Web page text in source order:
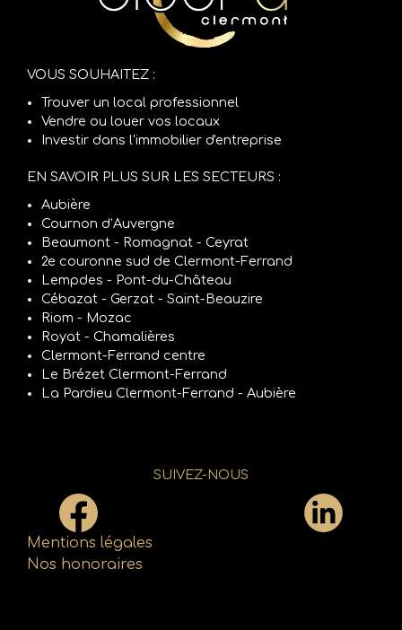
VOUS SOUHAITEZ :
Trouver un local professionnel
Vendre ou louer vos locaux
Investir dans l'immobilier d'entreprise
EN SAVOIR PLUS SUR LES SECTEURS :
Aubière
Cournon d’Auvergne
Beaumont - Romagnat - Ceyrat
2e couronne sud de Clermont-Ferrand
Lempdes - Pont-du-Château
Cébazat - Gerzat - Saint-Beauzire
Riom - Mozac
Royat - Chamalières
Clermont-Ferrand centre
Le Brézet Clermont-Ferrand
La Pardieu Clermont-Ferrand - Aubière
SUIVEZ-NOUS
Mentions légales
Nos honoraires